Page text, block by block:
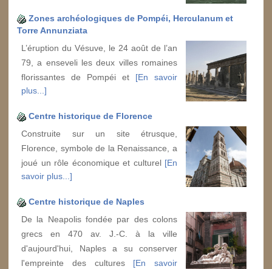
Zones archéologiques de Pompéi, Herculanum et
Torre Annunziata
L’éruption du Vésuve, le 24 août de l’an
79, a enseveli les deux villes romaines
florissantes de Pompéi et [En savoir
plus...]
Centre historique de Florence
Construite sur un site étrusque,
Florence, symbole de la Renaissance, a
joué un rôle économique et culturel [En
savoir plus...]
Centre historique de Naples
De la Neapolis fondée par des colons
grecs en 470 av. J.-C. à la ville
d'aujourd'hui, Naples a su conserver
l'empreinte des cultures [En savoir